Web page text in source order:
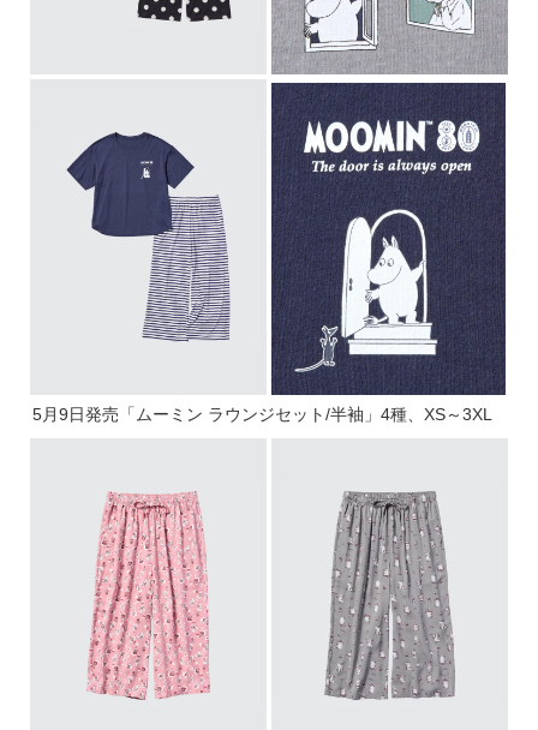
5月9日発売「ムーミン ラウンジセット/半袖」4種、XS～3XL